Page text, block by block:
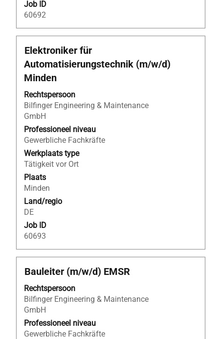
Job ID
60692
Titel
Elektroniker für
Automatisierungstechnik (m/w/d)
Minden
Rechtspersoon
Bilfinger Engineering & Maintenance
GmbH
Professioneel niveau
Gewerbliche Fachkräfte
Werkplaats type
Tätigkeit vor Ort
Plaats
Minden
Land/regio
DE
Job ID
60693
Selecteer
deze
spatiebalk
om
de
volledige
inhoud
van
de
functiegegevens
weer
te
geven.
Titel
Bauleiter (m/w/d) EMSR
Rechtspersoon
Bilfinger Engineering & Maintenance
GmbH
Professioneel niveau
Gewerbliche Fachkräfte
Selecteer
spatiebalk
om
de
volledige
inhoud